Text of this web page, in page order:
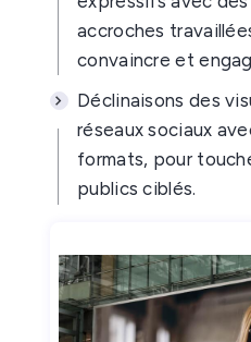
accroches
convaincre et
Déclinaisons des
réseaux sociaux
formats, pour
publics ciblés.